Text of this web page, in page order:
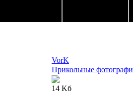
VorK
Прикольные
14 Kб